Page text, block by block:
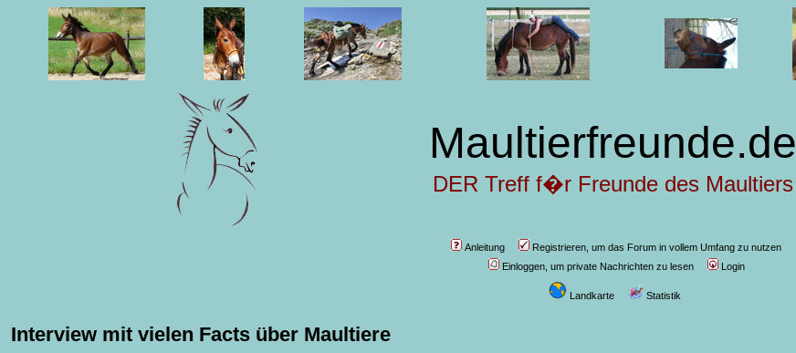
Maultierfreunde.de
DER Treff f�r Freunde des Maultiers
Anleitung
Registrieren, um das Forum in vollem Umfang zu nutzen
Einloggen, um private Nachrichten zu lesen
Login
Landkarte Statistik
Interview mit vielen Facts über Maultiere